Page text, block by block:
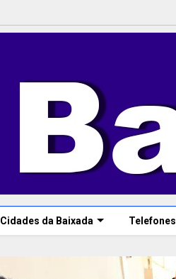
Cidades da Baixada Telefones